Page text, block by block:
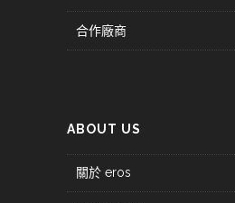
合作廠商
ABOUT US
關於 eros